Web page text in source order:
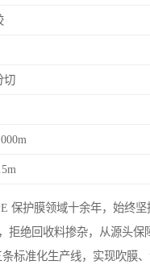
切
保护膜领域十余年，始终坚
拒绝回收料掺杂，从源头保
标准化生产线，实现吹膜